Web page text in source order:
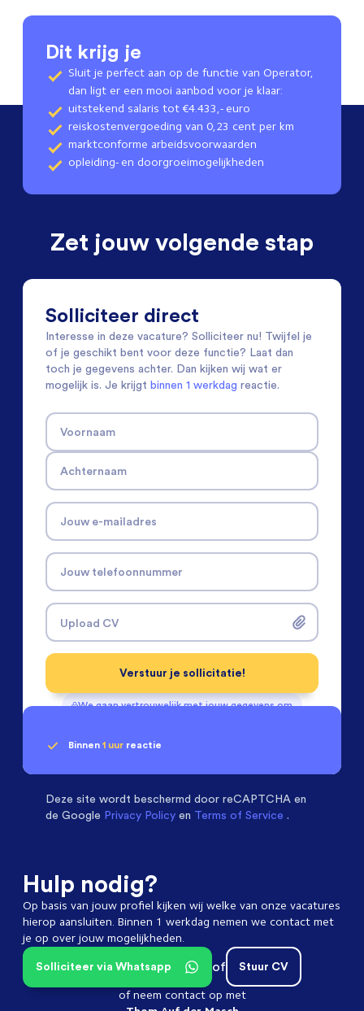
Dit krijg je
Sluit je perfect aan op de functie van Operator,
dan ligt er een mooi aanbod voor je klaar:
uitstekend salaris tot €4.433,- euro
reiskostenvergoeding van 0,23 cent per km
marktconforme arbeidsvoorwaarden
opleiding- en doorgroeimogelijkheden
Zet jouw volgende stap
Solliciteer direct
Interesse in deze vacature? Solliciteer nu! Twijfel je
of je geschikt bent voor deze functie? Laat dan
toch je gegevens achter. Dan kijken wij wat er
mogelijk is. Je krijgt binnen 1 werkdag reactie.
Voornaam
Achternaam
Jouw e-mailadres
Jouw telefoonnummer
Upload CV
We gaan vertrouwelijk met jouw gegevens om
Verstuur je sollicitatie!
Binnen 1 uur reactie
Deze site wordt beschermd door reCAPTCHA en
de Google Privacy Policy en Terms of Service .
Hulp nodig?
Op basis van jouw profiel kijken wij welke van onze vacatures
hierop aansluiten. Binnen 1 werkdag nemen we contact met
je op over jouw mogelijkheden.
Stuur CV
of
Solliciteer via Whatsapp
of neem contact op met